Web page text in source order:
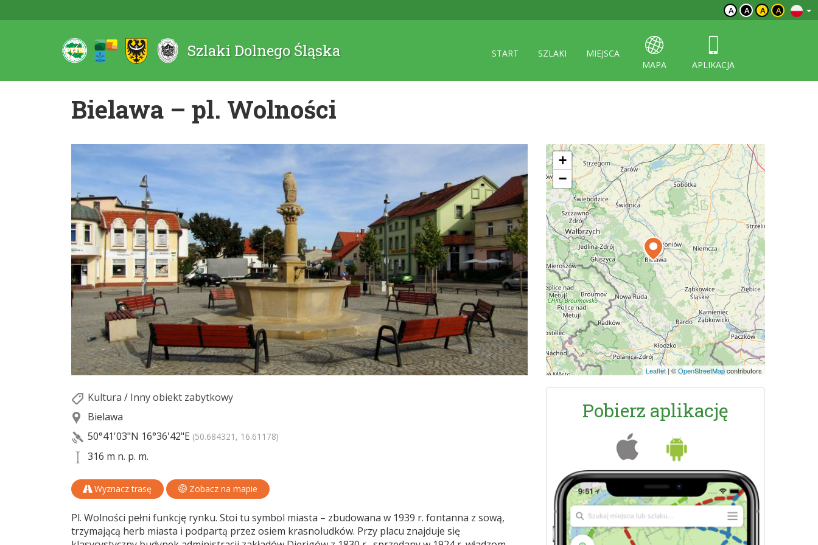
A A A A
Szlaki Dolnego Śląska START SZLAKI
MIEJSCA
MAPA
APLIKACJA
Bielawa – pl. Wolności
Kultura / Inny obiekt zabytkowy
Bielawa
50°41'03"N 16°36'42"E (50.684321, 16.61178)
316 m n. p. m.
Wyznacz trasę Zobacz na mapie
Pl. Wolności pełni funkcję rynku. Stoi tu symbol miasta – zbudowana w 1939 r. fontanna z sową,
trzymającą herb miasta i podpartą przez osiem krasnoludków. Przy placu znajduje się
+
−
Leaflet|©OpenStreetMapcontributors
Pobierz aplikację